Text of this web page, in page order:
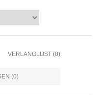
VERLANGLIJST (0)
(0)